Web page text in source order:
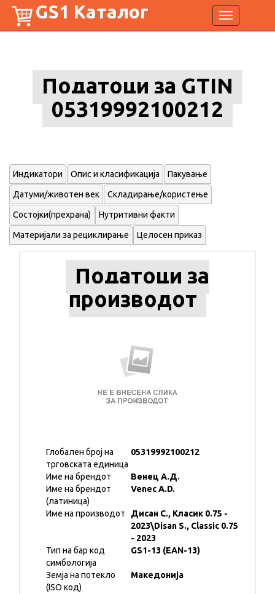
Toggle
navigation
GS1 Каталог
Податоци за GTIN
05319992100212
Индикатори Опис и класификација Пакување
Датуми/животен век Складирање/користење
Состојки(прехрана) Нутритивни факти
Материјали за рециклирање Целосен приказ
Податоци за
производот
Глобален број на
трговската единица
05319992100212
Име на брендот
Венец А.Д.
Име на брендот
(латиница)
Venec A.D.
Име на производот
Дисан С., Класик 0.75 -
2023\Disan S., Classic 0.75
- 2023
Тип на бар код
симбологија
GS1-13 (EAN-13)
Земја на потекло
(ISO код)
Македонија